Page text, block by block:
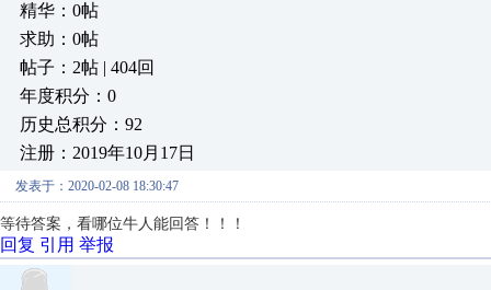
精华：0帖
求助：0帖
帖子：2帖 | 404回
年度积分：0
历史总积分：92
注册：2019年10月17日
发表于：2020-02-08 18:30:47
等待答案，看哪位牛人能回答！！！
回复 引用 举报